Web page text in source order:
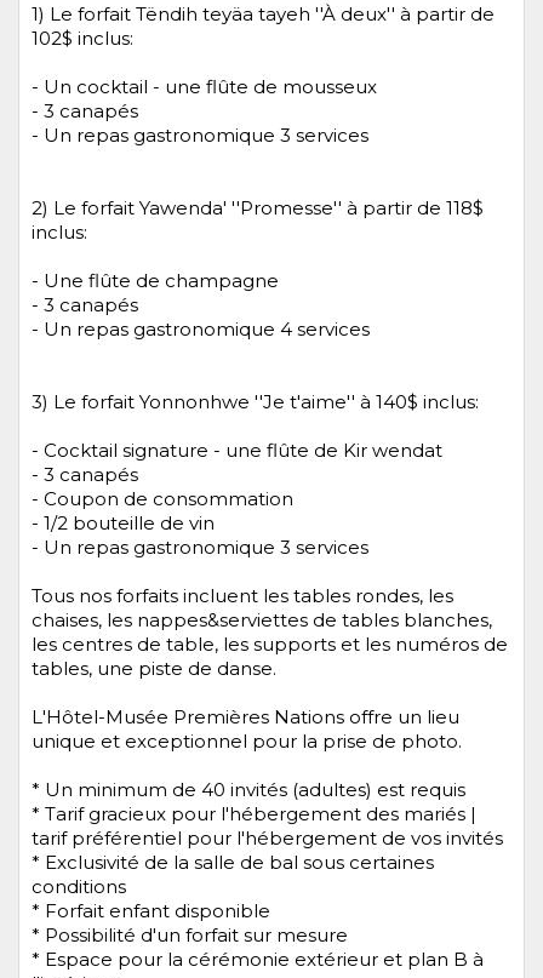
1) Le forfait Tëndih teyäa tayeh ''À deux'' à partir de
102$ inclus:
- Un cocktail - une flûte de mousseux
- 3 canapés
- Un repas gastronomique 3 services
2) Le forfait Yawenda' ''Promesse'' à partir de 118$
inclus:
- Une flûte de champagne
- 3 canapés
- Un repas gastronomique 4 services
3) Le forfait Yonnonhwe ''Je t'aime'' à 140$ inclus:
- Cocktail signature - une flûte de Kir wendat
- 3 canapés
- Coupon de consommation
- 1/2 bouteille de vin
- Un repas gastronomique 3 services
Tous nos forfaits incluent les tables rondes, les
chaises, les nappes&serviettes de tables blanches,
les centres de table, les supports et les numéros de
tables, une piste de danse.
L'Hôtel-Musée Premières Nations offre un lieu
unique et exceptionnel pour la prise de photo.
* Un minimum de 40 invités (adultes) est requis
* Tarif gracieux pour l'hébergement des mariés |
tarif préférentiel pour l'hébergement de vos invités
* Exclusivité de la salle de bal sous certaines
conditions
* Forfait enfant disponible
* Possibilité d'un forfait sur mesure
* Espace pour la cérémonie extérieur et plan B à